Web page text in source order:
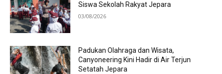
Siswa Sekolah Rakyat Jepara
03/08/2026
Padukan Olahraga dan Wisata,
Canyoneering Kini Hadir di Air Terjun
Setatah Jepara